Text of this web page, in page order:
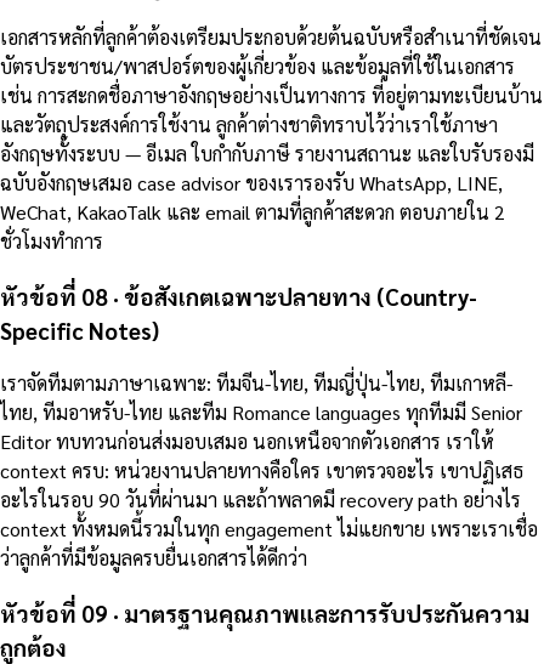
เอกสารหลักที่ลูกค้าต้องเตรียมประกอบด้วยต้นฉบับหรือสำเนาที่ชัดเจน
บัตรประชาชน/พาสปอร์ตของผู้เกี่ยวข้อง และข้อมูลที่ใช้ในเอกสาร
เช่น การสะกดชื่อภาษาอังกฤษอย่างเป็นทางการ ที่อยู่ตามทะเบียนบ้าน
และวัตถุประสงค์การใช้งาน ลูกค้าต่างชาติทราบไว้ว่าเราใช้ภาษา
อังกฤษทั้งระบบ — อีเมล ใบกำกับภาษี รายงานสถานะ และใบรับรองมี
ฉบับอังกฤษเสมอ case advisor ของเรารองรับ WhatsApp, LINE,
WeChat, KakaoTalk และ email ตามที่ลูกค้าสะดวก ตอบภายใน 2
ชั่วโมงทำการ
หัวข้อที่ 08 · ข้อสังเกตเฉพาะปลายทาง (Country-
Specific Notes)
เราจัดทีมตามภาษาเฉพาะ: ทีมจีน-ไทย, ทีมญี่ปุ่น-ไทย, ทีมเกาหลี-
ไทย, ทีมอาหรับ-ไทย และทีม Romance languages ทุกทีมมี Senior
Editor ทบทวนก่อนส่งมอบเสมอ นอกเหนือจากตัวเอกสาร เราให้
context ครบ: หน่วยงานปลายทางคือใคร เขาตรวจอะไร เขาปฏิเสธ
อะไรในรอบ 90 วันที่ผ่านมา และถ้าพลาดมี recovery path อย่างไร
context ทั้งหมดนี้รวมในทุก engagement ไม่แยกขาย เพราะเราเชื่อ
ว่าลูกค้าที่มีข้อมูลครบยื่นเอกสารได้ดีกว่า
หัวข้อที่ 09 · มาตรฐานคุณภาพและการรับประกันความ
ถูกต้อง